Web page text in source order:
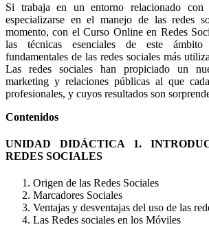
Si trabaja en un entorno relacionado con
especializarse en el manejo de las redes
momento, con el Curso Online en Redes
las técnicas esenciales de este
fundamentales de las redes sociales más
Las redes sociales han propiciado un
marketing y relaciones públicas al que
profesionales, y cuyos resultados son
Contenidos
UNIDAD DIDÁCTICA 1.
REDES SOCIALES
Origen de las Redes Sociales
Marcadores Sociales
Ventajas y desventajas del uso de las
Las Redes sociales en los Móviles